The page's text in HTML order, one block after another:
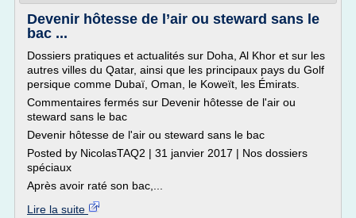
Devenir hôtesse de l’air ou steward sans le
bac ...
Dossiers pratiques et actualités sur Doha, Al Khor et sur les
autres villes du Qatar, ainsi que les principaux pays du Golf
persique comme Dubaï, Oman, le Koweït, les Émirats.
Commentaires fermés sur Devenir hôtesse de l'air ou
steward sans le bac
Devenir hôtesse de l'air ou steward sans le bac
Posted by NicolasTAQ2 | 31 janvier 2017 | Nos dossiers
spéciaux
Après avoir raté son bac,...
Lire la suite